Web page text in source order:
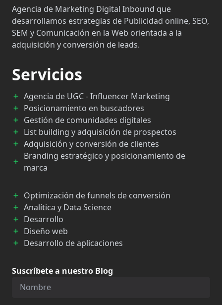
Agencia de Marketing Digital Inbound que
desarrollamos estrategias de Publicidad online, SEO,
SEM y Comunicación en la Web orientada a la
adquisición y conversión de leads.
Servicios
Agencia de UGC - Influencer Marketing
Posicionamiento en buscadores
Gestión de comunidades digitales
List building y adquisición de prospectos
Adquisición y conversión de clientes
Branding estratégico y posicionamiento de
marca
Optimización de funnels de conversión
Analítica y Data Science
Desarrollo
Diseño web
Desarrollo de aplicaciones
Suscríbete a nuestro Blog